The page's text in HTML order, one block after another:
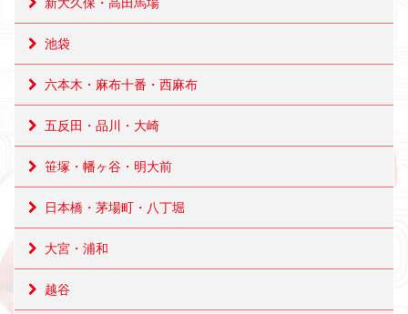
池袋
六本木・麻布十番・西麻布
五反田・品川・大崎
笹塚・幡ヶ谷・明大前
日本橋・茅場町・八丁堀
大宮・浦和
越谷